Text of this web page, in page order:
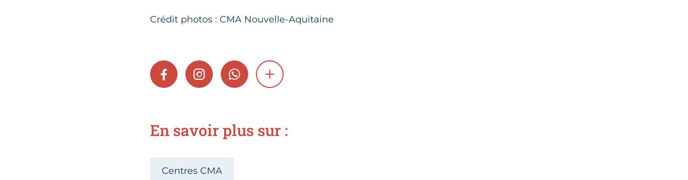
Crédit photos : CMA Nouvelle-Aquitaine
FACEBOOKINSTAGRAMWHATSAPPSHOW MORE
En savoir plus sur :
Centres CMA